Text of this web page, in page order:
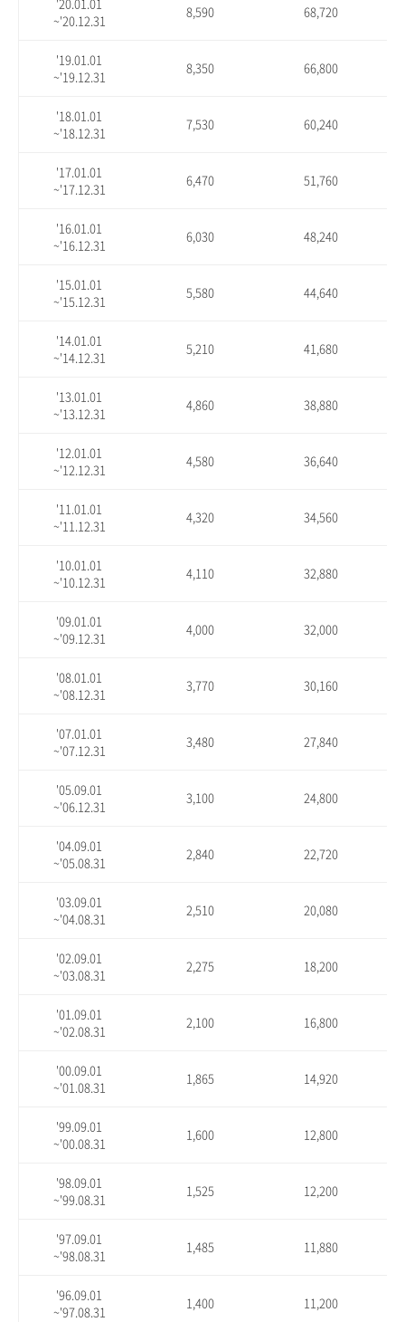
~'20.12.31
8,590 68,720
'19.01.01
~'19.12.31
8,350 66,800
'18.01.01
~'18.12.31
7,530 60,240
'17.01.01
~'17.12.31
6,470 51,760
'16.01.01
~'16.12.31
6,030 48,240
'15.01.01
~'15.12.31
5,580 44,640
'14.01.01
~'14.12.31
5,210 41,680
'13.01.01
~'13.12.31
4,860 38,880
'12.01.01
~'12.12.31
4,580 36,640
'11.01.01
~'11.12.31
4,320 34,560
'10.01.01
~'10.12.31
4,110 32,880
'09.01.01
~'09.12.31
4,000 32,000
'08.01.01
~'08.12.31
3,770 30,160
'07.01.01
~'07.12.31
3,480 27,840
'05.09.01
~'06.12.31
3,100 24,800
'04.09.01
~'05.08.31
2,840 22,720
'03.09.01
~'04.08.31
2,510 20,080
'02.09.01
~'03.08.31
2,275 18,200
'01.09.01
~'02.08.31
2,100 16,800
'00.09.01
~'01.08.31
1,865 14,920
'99.09.01
~'00.08.31
1,600 12,800
'98.09.01
~'99.08.31
1,525 12,200
'97.09.01
~'98.08.31
1,485 11,880
'96.09.01
~'97.08.31
1,400 11,200